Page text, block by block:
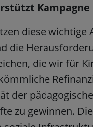
Kampagne
diese wichtige
die
die wir für
der
zu gewinnen.